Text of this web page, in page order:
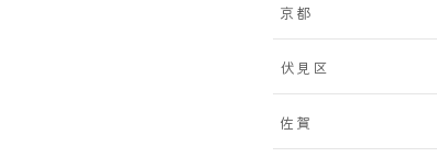
京都
伏見区
佐賀